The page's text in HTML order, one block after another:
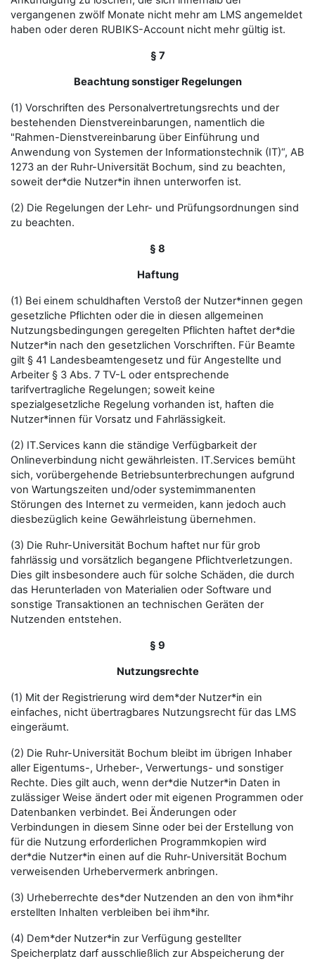
vergangenen zwölf Monate nicht mehr am LMS angemeldet
haben oder deren RUBIKS-Account nicht mehr gültig ist.
§ 7
Beachtung sonstiger Regelungen
(1) Vorschriften des Personalvertretungsrechts und der
bestehenden Dienstvereinbarungen, namentlich die
"Rahmen-Dienstvereinbarung über Einführung und
Anwendung von Systemen der Informationstechnik (IT)“, AB
1273 an der Ruhr-Universität Bochum, sind zu beachten,
soweit der*die Nutzer*in ihnen unterworfen ist.
(2) Die Regelungen der Lehr- und Prüfungsordnungen sind
zu beachten.
§ 8
Haftung
(1) Bei einem schuldhaften Verstoß der Nutzer*innen gegen
gesetzliche Pflichten oder die in diesen allgemeinen
Nutzungsbedingungen geregelten Pflichten haftet der*die
Nutzer*in nach den gesetzlichen Vorschriften. Für Beamte
gilt § 41 Landesbeamtengesetz und für Angestellte und
Arbeiter § 3 Abs. 7 TV-L oder entsprechende
tarifvertragliche Regelungen; soweit keine
spezialgesetzliche Regelung vorhanden ist, haften die
Nutzer*innen für Vorsatz und Fahrlässigkeit.
(2) IT.Services kann die ständige Verfügbarkeit der
Onlineverbindung nicht gewährleisten. IT.Services bemüht
sich, vorübergehende Betriebsunterbrechungen aufgrund
von Wartungszeiten und/oder systemimmanenten
Störungen des Internet zu vermeiden, kann jedoch auch
diesbezüglich keine Gewährleistung übernehmen.
(3) Die Ruhr-Universität Bochum haftet nur für grob
fahrlässig und vorsätzlich begangene Pflichtverletzungen.
Dies gilt insbesondere auch für solche Schäden, die durch
das Herunterladen von Materialien oder Software und
sonstige Transaktionen an technischen Geräten der
Nutzenden entstehen.
§ 9
Nutzungsrechte
(1) Mit der Registrierung wird dem*der Nutzer*in ein
einfaches, nicht übertragbares Nutzungsrecht für das LMS
eingeräumt.
(2) Die Ruhr-Universität Bochum bleibt im übrigen Inhaber
aller Eigentums-, Urheber-, Verwertungs- und sonstiger
Rechte. Dies gilt auch, wenn der*die Nutzer*in Daten in
zulässiger Weise ändert oder mit eigenen Programmen oder
Datenbanken verbindet. Bei Änderungen oder
Verbindungen in diesem Sinne oder bei der Erstellung von
für die Nutzung erforderlichen Programmkopien wird
der*die Nutzer*in einen auf die Ruhr-Universität Bochum
verweisenden Urhebervermerk anbringen.
(3) Urheberrechte des*der Nutzenden an den von ihm*ihr
erstellten Inhalten verbleiben bei ihm*ihr.
(4) Dem*der Nutzer*in zur Verfügung gestellter
Speicherplatz darf ausschließlich zur Abspeicherung der